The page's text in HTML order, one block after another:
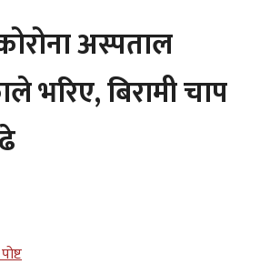
अस्पताल
भरिए, बिरामी चाप